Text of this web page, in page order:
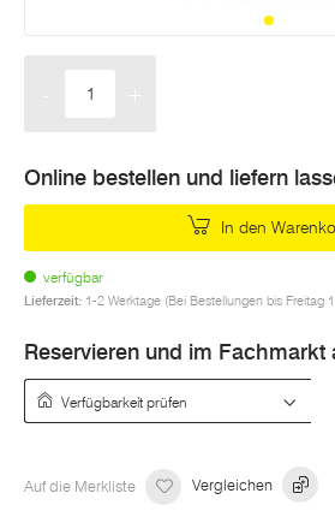
Online bestellen und liefern
In den
verfügbar
Lieferzeit: 1-2 Werktage (Bei Bestellungen bis Freitag
Reservieren und im Fachmarkt
Auf die Merkliste Vergleichen